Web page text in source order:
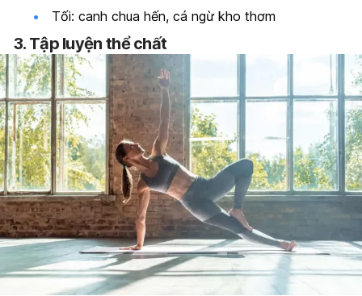
Tối: canh chua hến, cá ngừ kho thơm
3. Tập luyện thể chất